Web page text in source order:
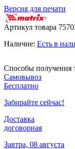
Версия для печати
Артикул товара
Наличие: Есть в
Способы получения
Самовывоз
Бесплатно
Забирайте сейчас!
Доставка
договорная
Завтра, 08 августа